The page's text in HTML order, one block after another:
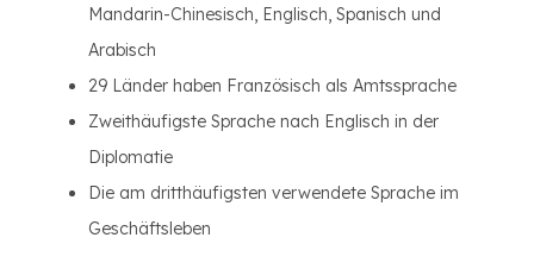
Mandarin-Chinesisch, Englisch, Spanisch und
Arabisch
29 Länder haben Französisch als Amtssprache
Zweithäufigste Sprache nach Englisch in der
Diplomatie
Die am dritthäufigsten verwendete Sprache im
Geschäftsleben